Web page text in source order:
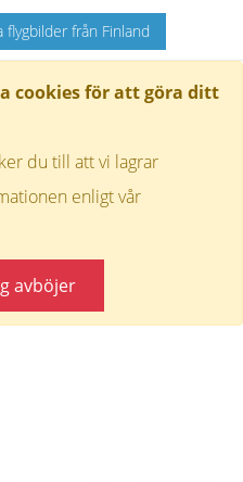
cookies för att göra ditt
du till att vi lagrar
enligt vår
avböjer
flygbilder från Finland